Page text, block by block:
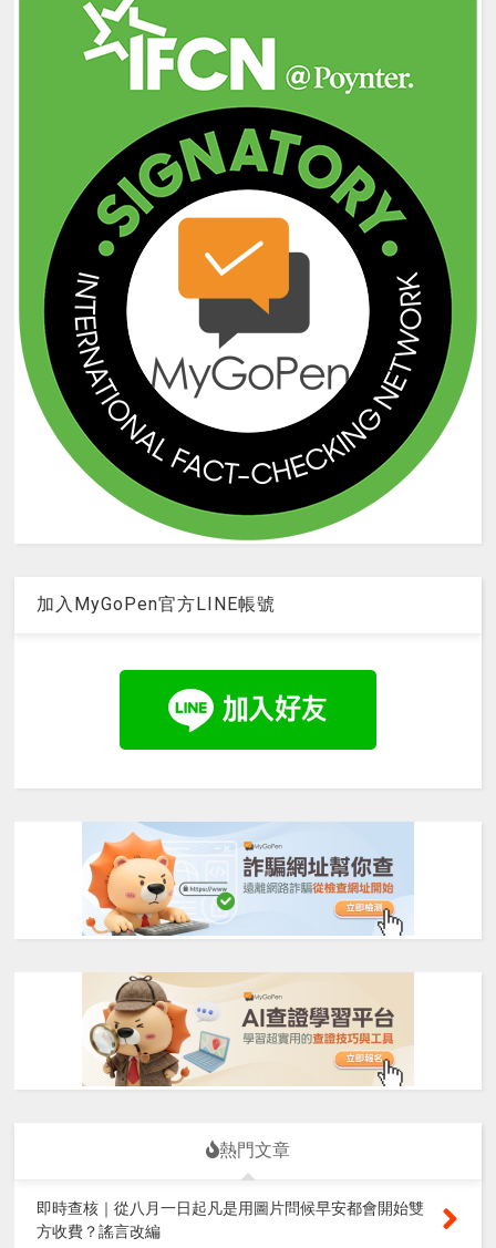
加入MyGoPen官方LINE帳號
熱門文章
即時查核｜從八月一日起凡是用圖片問候早安都會開始雙
方收費？謠言改編